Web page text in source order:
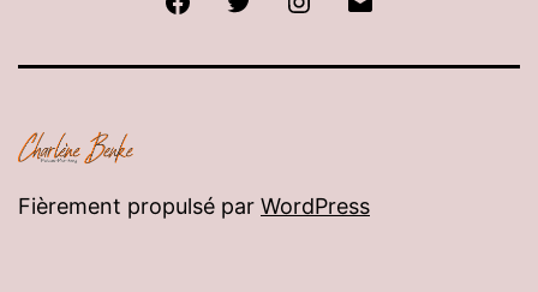
Fièrement propulsé par WordPress